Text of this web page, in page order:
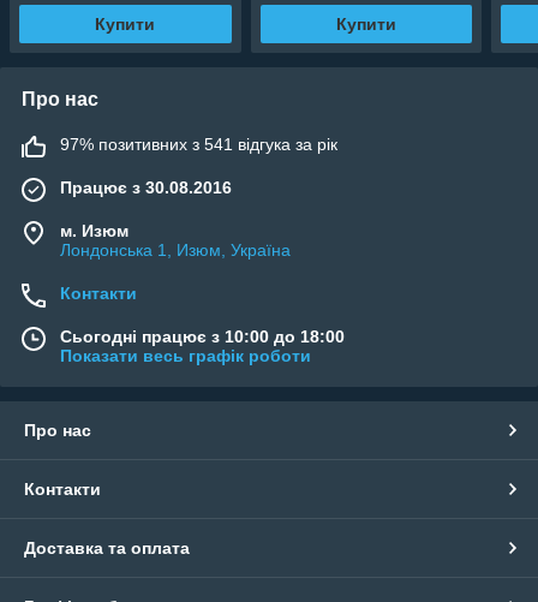
Купити Купити
Про нас
97% позитивних з 541 відгука за рік
Працює з 30.08.2016
м. Изюм
Лондонська 1, Изюм, Україна
Контакти
Сьогодні працює з 10:00 до 18:00
Показати весь графік роботи
Про нас
Контакти
Доставка та оплата